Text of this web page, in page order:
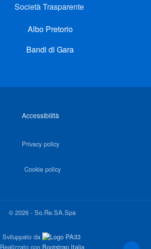
Società Trasparente
Albo Pretorio
Bandi di Gara
Accessibilità
Privacy policy
Cookie policy
©2026 - So.Re.SA.Spa
Sviluppato da
Realizzato con Bootstrap Italia